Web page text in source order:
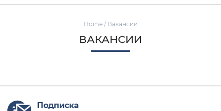
Home/ Вакансии
ВАКАНСИИ
Подписка